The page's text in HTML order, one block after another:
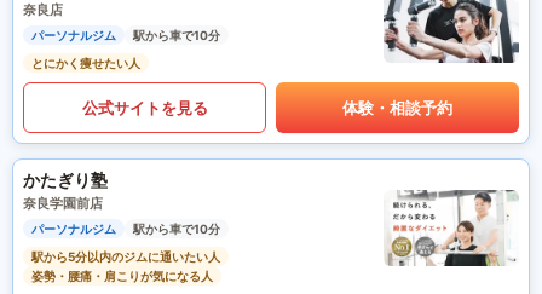
奈良店
パーソナルジム
駅から車で10分
とにかく痩せたい人
公式サイトを見る 体験・相談予約
かたぎり塾
奈良学園前店
パーソナルジム
駅から車で10分
駅から5分以内のジムに通いたい人
姿勢・腰痛・肩こりが気になる人